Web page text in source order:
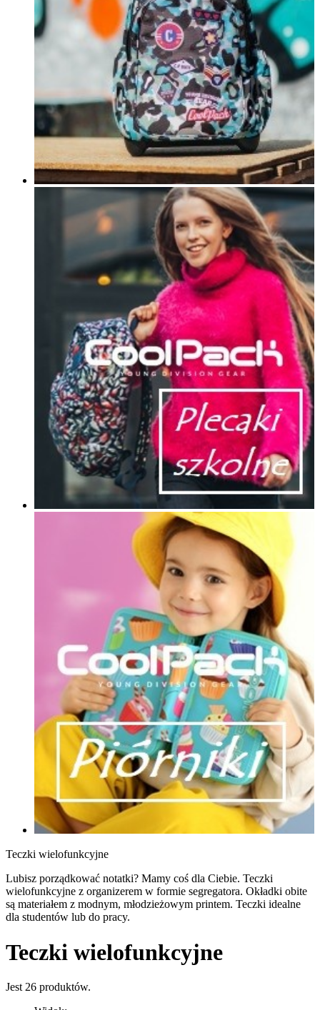
Teczki wielofunkcyjne
Lubisz porządkować notatki? Mamy coś dla Ciebie. Teczki
wielofunkcyjne z organizerem w formie segregatora. Okładki obite
są materiałem z modnym, młodzieżowym printem. Teczki idealne
dla studentów lub do pracy.
Teczki wielofunkcyjne
Jest 26 produktów.